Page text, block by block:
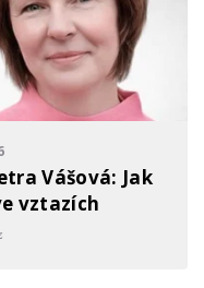
Vášová: Jak
vztazích